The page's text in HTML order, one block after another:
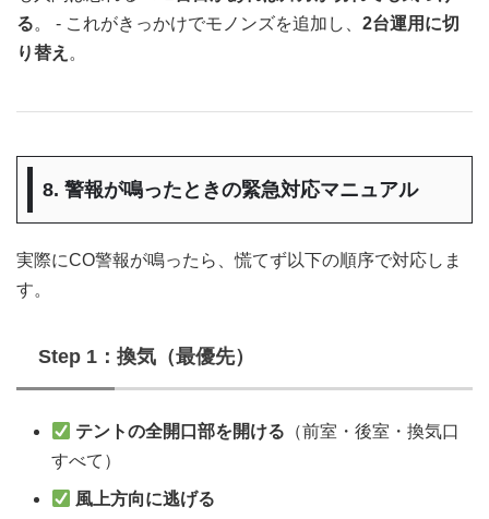
る。 - これがきっかけでモノンズを追加し、 2台運用に切
り替え 。
8. 警報が鳴ったときの緊急対応マニュアル
実際にCO警報が鳴ったら、慌てず以下の順序で対応しま
す。
Step 1：換気（最優先）
テントの全開口部を開ける （前室・後室・換気口
すべて）
風上方向に逃げる